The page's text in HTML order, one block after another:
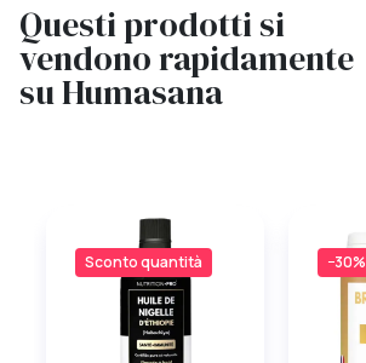
Questi prodotti si
vendono rapidamente
su Humasana
Sconto quantità −30%